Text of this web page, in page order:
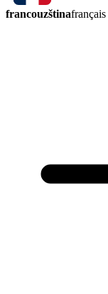
francouzštinafrançais